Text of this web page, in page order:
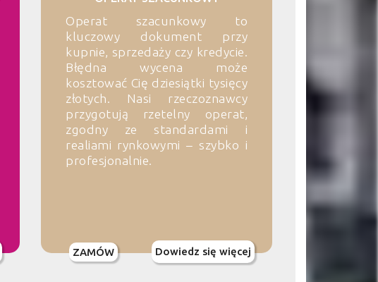
Operat szacunkowy to
kluczowy dokument przy
kupnie, sprzedaży czy kredycie.
Błędna wycena może
kosztować Cię dziesiątki tysięcy
złotych. Nasi rzeczoznawcy
przygotują rzetelny operat,
zgodny ze standardami i
realiami rynkowymi – szybko i
profesjonalnie.
ZAMÓW Dowiedz się więcej